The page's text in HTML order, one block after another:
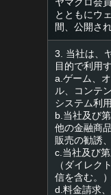
とともにウ
間、公開さ
3. 当社は、
目的で利用
a.ゲーム、
ル、コンテ
システム利
b.当社及び
他の金融商
販売の勧誘
c.当社及び
（ダイレク
信を含む。
d.料金請求